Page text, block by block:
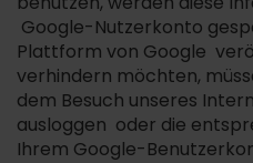
Google-Nutzerkonto
Plattform von Google
verhindern möchten,
dem Besuch unseres
ausloggen oder die
Ihrem Google-